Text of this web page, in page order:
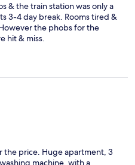
& the train station was only a
3-4 day break. Rooms tired &
the phobs for the
hit & miss.
the price. Huge apartment, 3
machine, with a